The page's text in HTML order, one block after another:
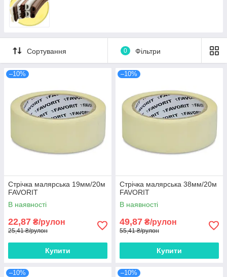
Сортування 0 Фільтри
–10%
Стрічка малярська 19мм/20м
FAVORIT
В наявності
22,87 ₴/рулон
25,41 ₴/рулон
Купити
–10%
Стрічка малярська 38мм/20м
FAVORIT
В наявності
49,87 ₴/рулон
55,41 ₴/рулон
Купити
–10% –10%